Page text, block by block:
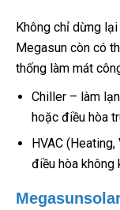
Không chỉ dừng
Megasun còn có
thống làm mát
Chiller – làm
hoặc điều hòa
HVAC
điều hòa không